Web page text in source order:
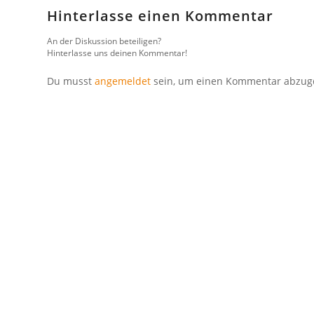
Hinterlasse einen Kommentar
An der Diskussion beteiligen?
Hinterlasse uns deinen Kommentar!
Du musst angemeldet sein, um einen Kommentar